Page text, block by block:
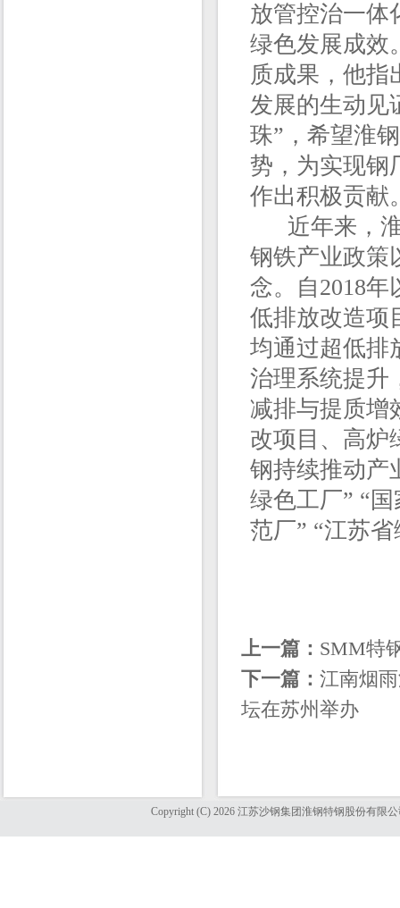
放管控治一体
绿色发展成效
质成果，他指
发展的生动见
珠”，希望淮
势，为实现钢
作出积极贡献
近年来，淮
钢铁产业政策
念。自2018年
低排放改造项
均通过超低排
治理系统提升
减排与提质增
改项目、高炉
钢持续推动产
绿色工厂” “
范厂” “江苏
上一篇： SMM特
下一篇： 江南烟
坛在苏州举办
Copyright (C) 2026 江苏沙钢集团淮钢特钢股份有限